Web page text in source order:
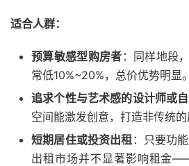
适合人群：
预算敏感型购房者 ：同样地段
常低10%~20%，总价优势明显。
追求个性与艺术感的设计师或
空间能激发创意，打造非传统的
短期居住或投资出租 ：只要功
出租市场并不显著影响租金